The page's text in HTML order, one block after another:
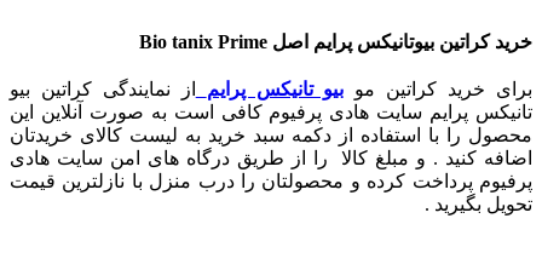
خرید کراتین بیوتانیکس پرایم اصل Bio tanix Prime
برای خرید کراتین مو بیو تانیکس پرایم
از نمایندگی کراتین بیو
تانیکس پرایم سایت هادی پرفیوم کافی است به صورت آنلاین این
محصول را با استفاده از دکمه سبد خرید به لیست کالای خریدتان
اضافه کنید . و مبلغ کالا را از طریق درگاه های امن سایت هادی
پرفیوم پرداخت کرده و محصولتان را درب منزل با نازلترین قیمت
تحویل بگیرید .